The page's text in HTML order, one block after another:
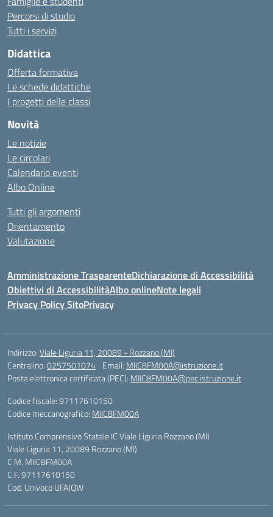
Percorsi di studio
Tutti i servizi
Didattica
Offerta formativa
Le schede didattiche
I progetti delle classi
Novità
Le notizie
Le circolari
Calendario eventi
Albo Online
Tutti gli argomenti
Orientamento
Valutazione
Amministrazione TrasparenteDichiarazione di Accessibilità
Obiettivi di AccessibilitàAlbo onlineNote legali
Privacy Policy SitoPrivacy
Indirizzo:Viale Liguria 11, 20089 - Rozzano (MI)
Centralino:0257501074 Email: MIIC8FM00A@istruzione.it
Posta elettronica certificata (PEC): MIIC8FM00A@pec.istruzione.it
Codice fiscale: 97117610150
Codice meccanografico: MIIC8FM00A
Istituto Comprensivo Statale IC Viale Liguria Rozzano (MI)
Viale Liguria 11, 20089 Rozzano (MI)
C.M. MIIC8FM00A
C.F. 97117610150
Cod. Univoco UFAJQW